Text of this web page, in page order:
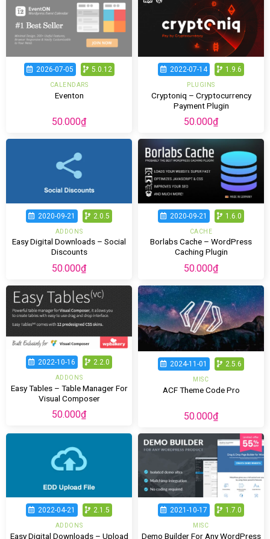
2026-07-05 5.0.12
CALENDARS
Eventon
50.000₫
2022-07-14 1.9.6
PLUGINS
Cryptoniq – Cryptocurrency
Payment Plugin
50.000₫
2020-09-21 2.0.5
ADDONS
Easy Digital Downloads – Social
Discounts
50.000₫
2020-09-21 1.6.0
CACHE
Borlabs Cache – WordPress
Caching Plugin
50.000₫
2022-10-16 2.2.0
ADDONS
Easy Tables – Table Manager For
Visual Composer
50.000₫
2024-11-01 2.5.6
MISC
ACF Theme Code Pro
50.000₫
2022-04-21 2.1.5
ADDONS
Easy Digital Downloads – Upload
2021-10-17 1.7.0
MISC
Demo Builder For Any WordPress